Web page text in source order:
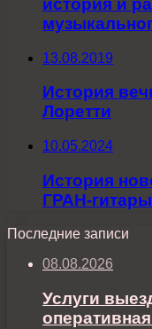
история и
13.08.2019
История
Лоретти
10.05.2024
История
ГРАН-гитары
Последние записи
08.08.2026
Услуги